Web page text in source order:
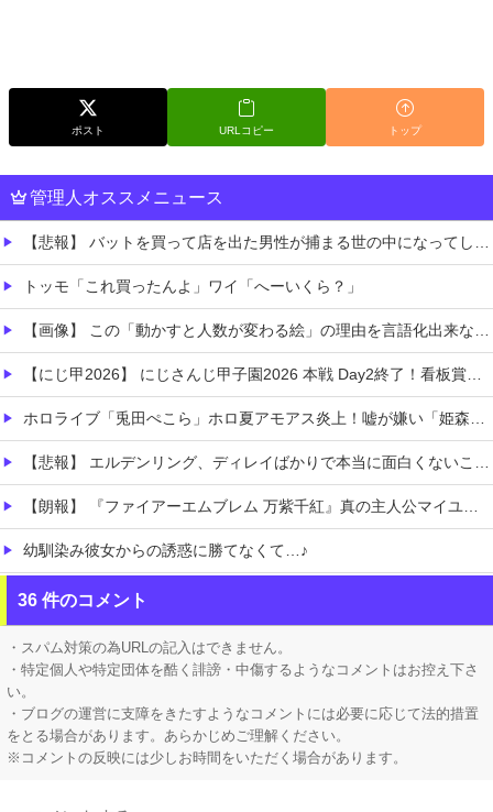
ポスト URLコピー トップ
管理人オススメニュース
【悲報】 バットを買って店を出た男性が捕まる世の中になってしまう……
トッモ「これ買ったんよ」ワイ「へーいくら？」
【画像】 この「動かすと人数が変わる絵」の理由を言語化出来ない助けて
【にじ甲2026】 にじさんじ甲子園2026 本戦 Day2終了！看板賞うおおおおおおおおおお
ホロライブ「兎田ぺこら」ホロ夏アモアス炎上！嘘が嫌い「姫森ルーナ」筋を通す「大空スバル」ケモミミリーグにコラボ被せることへ抗議の意思表示か
【悲報】 エルデンリング、ディレイばかりで本当に面白くないこのゲーム←賛同の声が多数…
【朗報】 『ファイアーエムブレム 万紫千紅』真の主人公マイユニはキャラメイクが可能
幼馴染み彼女からの誘惑に勝てなくて…♪
【ひぐらしのなく頃に】 前原圭一の遺書、今見るとガチで意味不明すぎるｗｗｗｗｗｗｗｗｗｗｗ
イカ研がイカフローを追加した本当の理由
36 件のコメント
・スパム対策の為URLの記入はできません。
・特定個人や特定団体を酷く誹謗・中傷するようなコメントはお控え下さ
い。
・ブログの運営に支障をきたすようなコメントには必要に応じて法的措置
をとる場合があります。あらかじめご理解ください。
※コメントの反映には少しお時間をいただく場合があります。